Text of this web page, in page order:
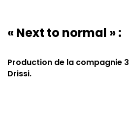
« Next to normal » :
Production de la compagnie
Drissi.